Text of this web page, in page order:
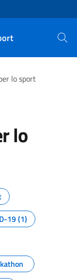
Cerca
lo sport
lo
19 (1)